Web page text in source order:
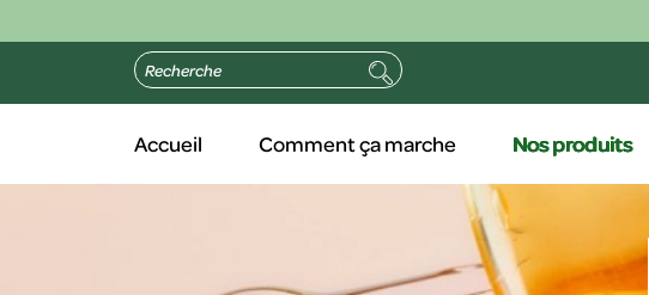
Accueil Comment ça marche Nos produits